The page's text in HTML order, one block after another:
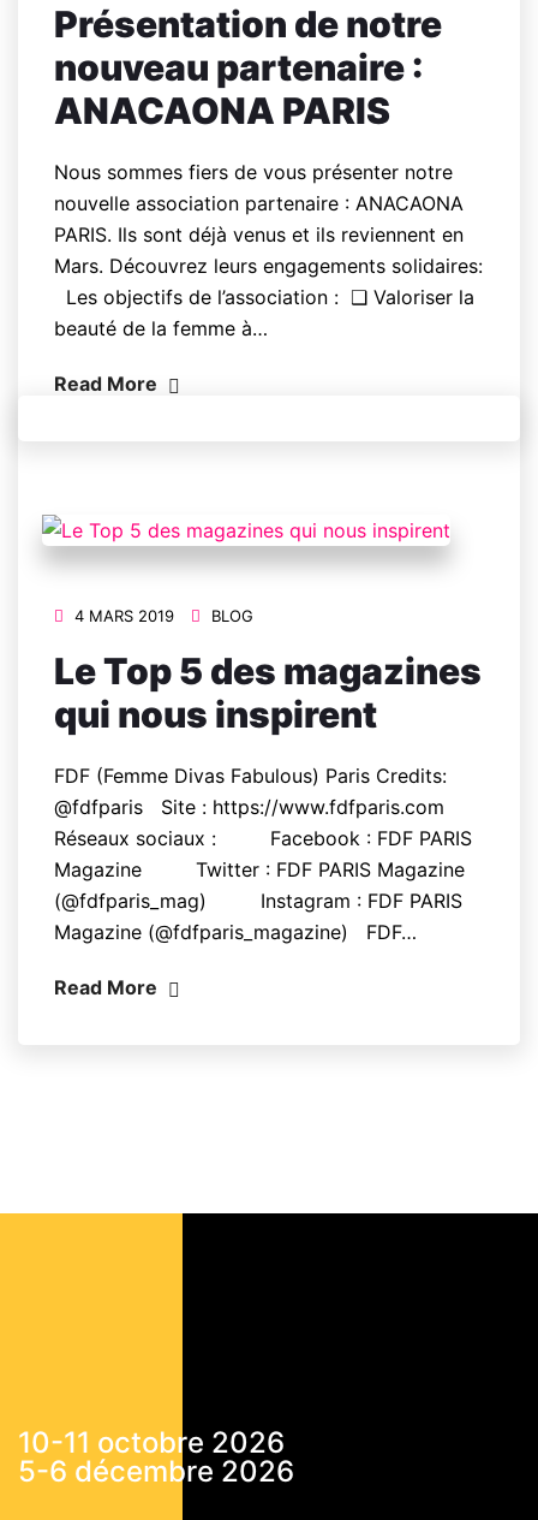
Présentation de notre
nouveau partenaire :
ANACAONA PARIS
Nous sommes fiers de vous présenter notre
nouvelle association partenaire : ANACAONA
PARIS. Ils sont déjà venus et ils reviennent en
Mars. Découvrez leurs engagements solidaires:
Les objectifs de l’association : ❑ Valoriser la
beauté de la femme à…
Read More
4 MARS 2019 BLOG
Le Top 5 des magazines
qui nous inspirent
FDF (Femme Divas Fabulous) Paris Credits:
@fdfparis Site : https://www.fdfparis.com
Réseaux sociaux : Facebook : FDF PARIS
Magazine Twitter : FDF PARIS Magazine
(@fdfparis_mag) Instagram : FDF PARIS
Magazine (@fdfparis_magazine) FDF…
Read More
10-11 octobre 2026
5-6 décembre 2026